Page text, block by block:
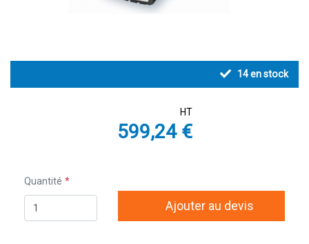
14en stock
HT
599,24 €
Quantité
Ajouter au devis